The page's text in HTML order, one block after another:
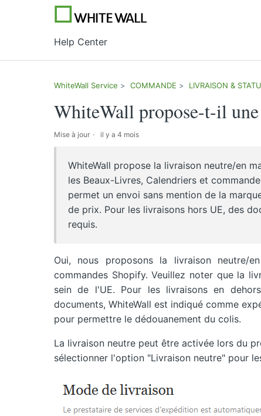
Help Center
WhiteWall Service COMMANDE LIVRAISON &
WhiteWall propose-t-il
Mise à jour il y a 4 mois
WhiteWall propose la livraison neutre/en
les Beaux-Livres, Calendriers et
permet un envoi sans mention de la
de prix. Pour les livraisons hors UE, des
requis.
Oui, nous proposons la livraison neutre/
commandes Shopify. Veuillez noter que la
sein de l'UE. Pour les livraisons en
documents, WhiteWall est indiqué comme
pour permettre le dédouanement du colis.
La livraison neutre peut être activée lors du
sélectionner l'option "Livraison neutre" pour